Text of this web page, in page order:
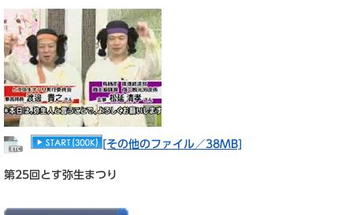
[その他のファイル／38MB]
第25回とす弥生まつり